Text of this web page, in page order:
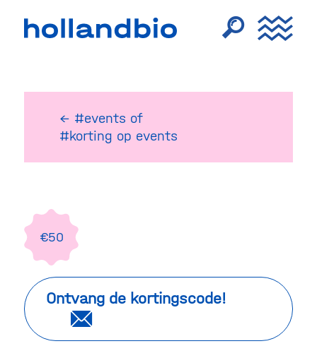
← #events of
#korting op events
€50
Ontvang de kortingscode!